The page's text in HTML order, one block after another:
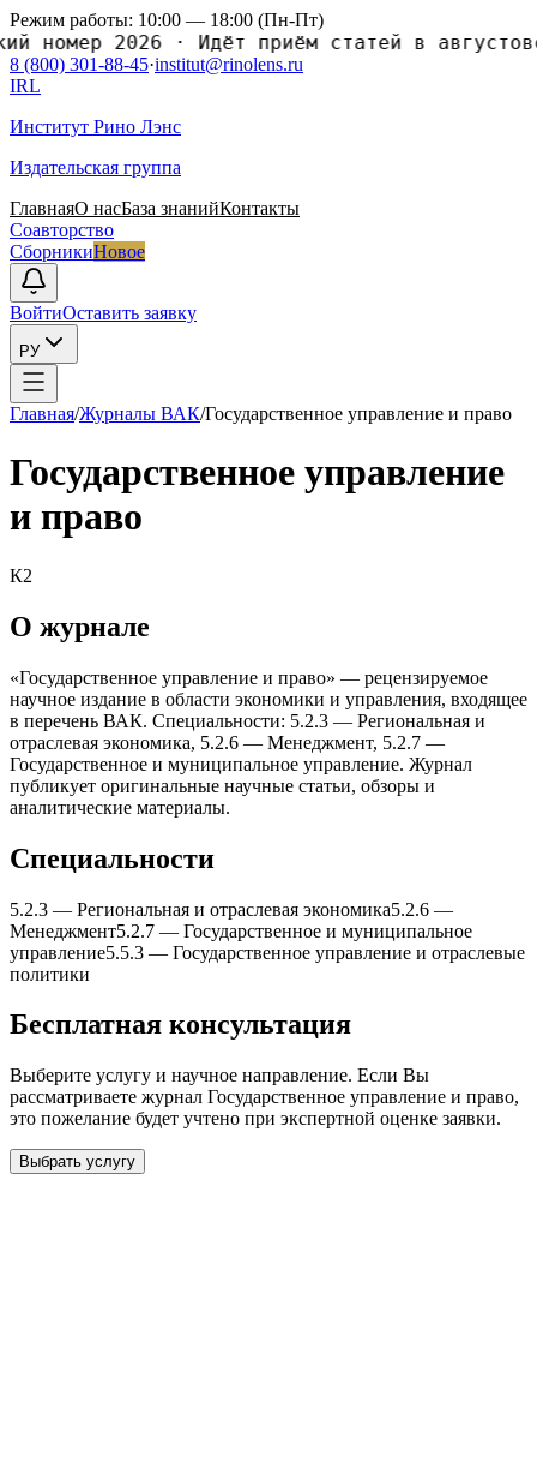
Режим работы: 10:00 — 18:00 (Пн-Пт)
2026· Идёт приём статей в
8 (800) 301-88-45·institut@rinolens.ru
IRL
Институт Рино Лэнс
Издательская группа
ГлавнаяО насБаза знанийКонтакты
Соавторство
СборникиНовое
ВойтиОставить заявку
РУ
Главная/Журналы ВАК/Государственное управление и право
Государственное управление
и право
К2
О журнале
«Государственное управление и право» — рецензируемое
научное издание в области экономики и управления, входящее
в перечень ВАК. Специальности: 5.2.3 — Региональная и
отраслевая экономика, 5.2.6 — Менеджмент, 5.2.7 —
Государственное и муниципальное управление. Журнал
публикует оригинальные научные статьи, обзоры и
аналитические материалы.
Специальности
5.2.3 — Региональная и отраслевая экономика5.2.6 —
Менеджмент5.2.7 — Государственное и муниципальное
управление5.5.3 — Государственное управление и отраслевые
политики
Бесплатная консультация
Выберите услугу и научное направление. Если Вы
рассматриваете журнал Государственное управление и право,
это пожелание будет учтено при экспертной оценке заявки.
Выбрать услугу